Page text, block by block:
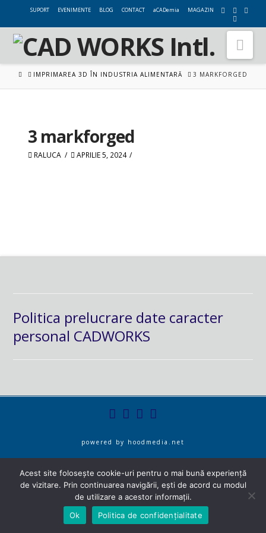
SUPORT EVENIMENTE BLOG CONTACT aCADemia MAGAZIN
HOMEIMPRIMAREA 3D ÎN INDUSTRIA ALIMENTARĂ 3 MARKFORGED
3 markforged
RALUCA APRILIE 5, 2024
Politica prelucrare date caracter
personal CADWORKS
powered by hoodmedia.net
Acest site folosește cookie-uri pentru o mai bună experiență
de vizitare. Prin continuarea navigării, ești de acord cu modul
de utilizare a acestor informații.
Ok
Politica de confidențialitate